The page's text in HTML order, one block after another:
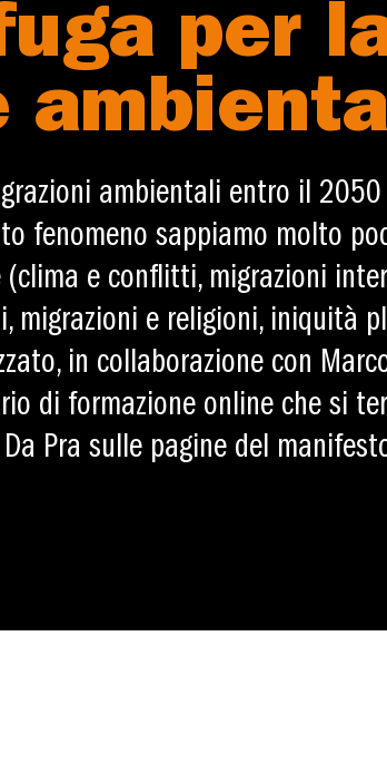
per
ambientali entro il
fenomeno sappiamo molto
e conflitti, migrazioni
migrazioni e religioni, iniquità
in collaborazione con
di formazione online che si
Pra sulle pagine del